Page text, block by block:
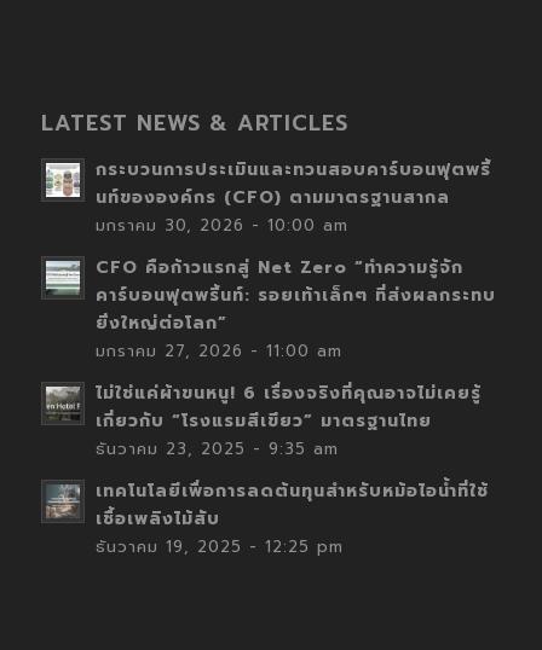
LATEST NEWS & ARTICLES
กระบวนการประเมินและทวนสอบคาร์บอนฟุตพริ้
นท์ขององค์กร (CFO) ตามมาตรฐานสากล
มกราคม 30, 2026 - 10:00 am
CFO คือก้าวแรกสู่ Net Zero “ทำความรู้จัก
คาร์บอนฟุตพริ้นท์: รอยเท้าเล็กๆ ที่ส่งผลกระทบ
ยิ่งใหญ่ต่อโลก”
มกราคม 27, 2026 - 11:00 am
ไม่ใช่แค่ผ้าขนหนู! 6 เรื่องจริงที่คุณอาจไม่เคยรู้
เกี่ยวกับ “โรงแรมสีเขียว” มาตรฐานไทย
ธันวาคม 23, 2025 - 9:35 am
เทคโนโลยีเพื่อการลดต้นทุนสำหรับหม้อไอน้ำที่ใช้
เชื้อเพลิงไม้สับ
ธันวาคม 19, 2025 - 12:25 pm